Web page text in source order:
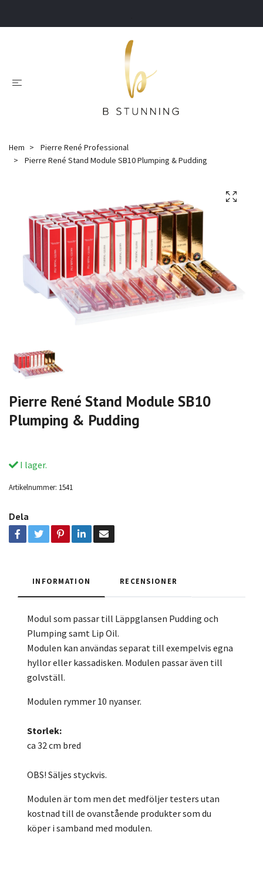
Hem
Pierre René Professional
Pierre René Stand Module SB10 Plumping & Pudding
Pierre René Stand Module SB10
Plumping & Pudding
I lager.
Artikelnummer: 1541
Dela
INFORMATION RECENSIONER
Modul som passar till Läppglansen Pudding och
Plumping samt Lip Oil.
Modulen kan användas separat till exempelvis egna
hyllor eller kassadisken. Modulen passar även till
golvställ.
Modulen rymmer 10 nyanser.
Storlek:
ca 32 cm bred
OBS! Säljes styckvis.
Modulen är tom men det medföljer testers utan
kostnad till de ovanstående produkter som du
köper i samband med modulen.